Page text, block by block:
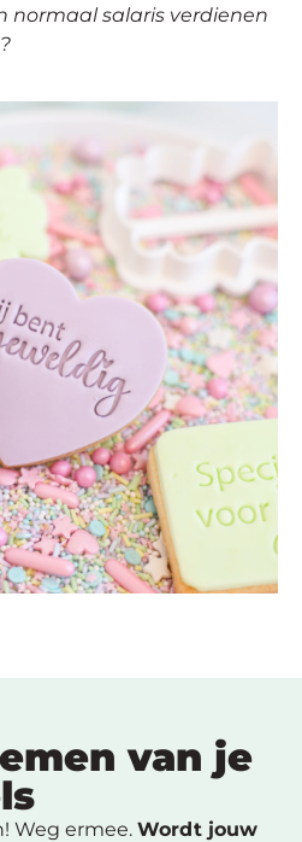
normaal salaris verdienen
van je
Weg ermee. Wordt jouw